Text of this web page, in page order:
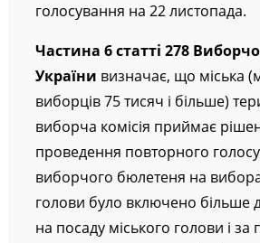
голосування на 22 листопада.
Частина 6 статті 278
України визначає, що міська
виборців 75 тисяч і більше)
виборча комісія приймає
проведення повторного
виборчого бюлетеня на
голови було включено більше
на посаду міського голови і за